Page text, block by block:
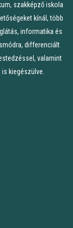
szakképző iskola
kínál, több
informatika és
differenciált
valamint
kiegészülve.